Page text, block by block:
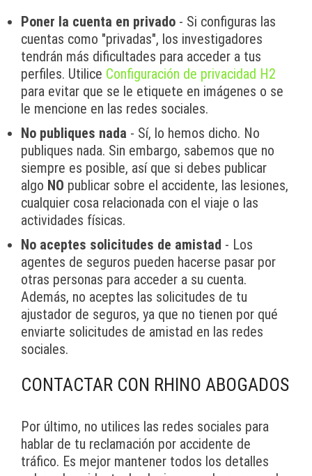
Poner la cuenta en privado - Si configuras las
cuentas como "privadas", los investigadores
tendrán más dificultades para acceder a tus
perfiles. Utilice Configuración de privacidad H2
para evitar que se le etiquete en imágenes o se
le mencione en las redes sociales.
No publiques nada - Sí, lo hemos dicho. No
publiques nada. Sin embargo, sabemos que no
siempre es posible, así que si debes publicar
algo NO publicar sobre el accidente, las lesiones,
cualquier cosa relacionada con el viaje o las
actividades físicas.
No aceptes solicitudes de amistad - Los
agentes de seguros pueden hacerse pasar por
otras personas para acceder a su cuenta.
Además, no aceptes las solicitudes de tu
ajustador de seguros, ya que no tienen por qué
enviarte solicitudes de amistad en las redes
sociales.
CONTACTAR CON RHINO ABOGADOS
Por último, no utilices las redes sociales para
hablar de tu reclamación por accidente de
tráfico. Es mejor mantener todos los detalles